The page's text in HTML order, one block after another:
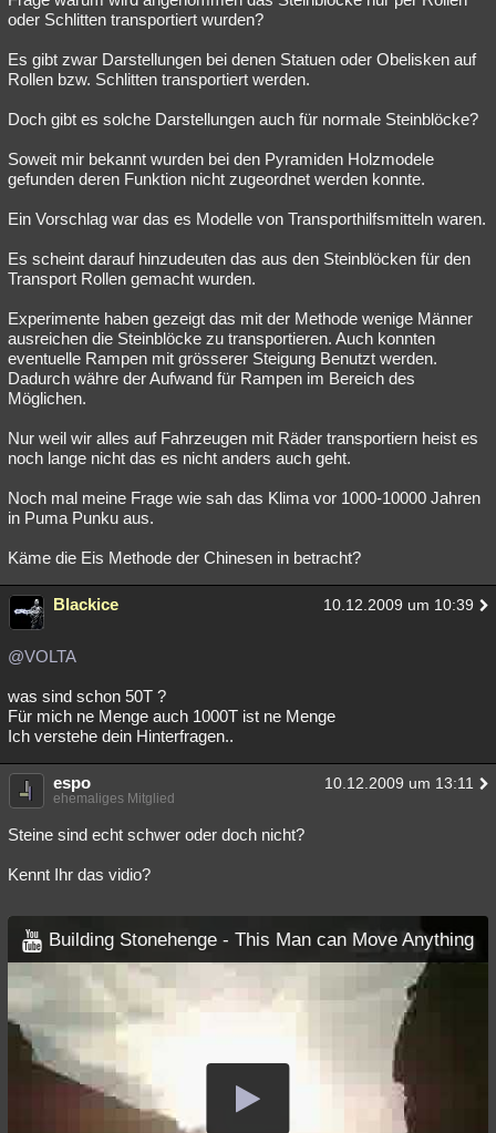
oder Schlitten transportiert wurden?
Es gibt zwar Darstellungen bei denen Statuen oder Obelisken auf
Rollen bzw. Schlitten transportiert werden.
Doch gibt es solche Darstellungen auch für normale Steinblöcke?
Soweit mir bekannt wurden bei den Pyramiden Holzmodele
gefunden deren Funktion nicht zugeordnet werden konnte.
Ein Vorschlag war das es Modelle von Transporthilfsmitteln waren.
Es scheint darauf hinzudeuten das aus den Steinblöcken für den
Transport Rollen gemacht wurden.
Experimente haben gezeigt das mit der Methode wenige Männer
ausreichen die Steinblöcke zu transportieren. Auch konnten
eventuelle Rampen mit grösserer Steigung Benutzt werden.
Dadurch währe der Aufwand für Rampen im Bereich des
Möglichen.
Nur weil wir alles auf Fahrzeugen mit Räder transportiern heist es
noch lange nicht das es nicht anders auch geht.
Noch mal meine Frage wie sah das Klima vor 1000-10000 Jahren
in Puma Punku aus.
Käme die Eis Methode der Chinesen in betracht?
Blackice 10.12.2009 um 10:39
@VOLTA
was sind schon 50T ?
Für mich ne Menge auch 1000T ist ne Menge
Ich verstehe dein Hinterfragen..
espo 10.12.2009 um 13:11
ehemaliges Mitglied
Steine sind echt schwer oder doch nicht?
Kennt Ihr das vidio?
Building Stonehenge - This Man can Move Anything